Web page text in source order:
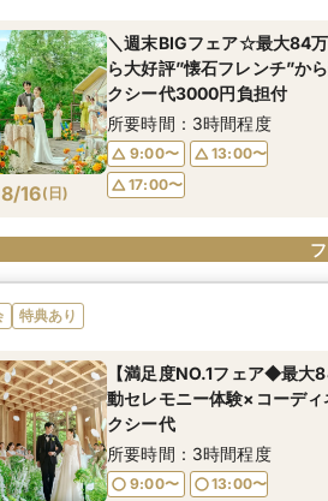
8/16( 日)
＼週末BIGフェア☆最大84
ら大好評”懐石フレンチ”か
クシー代3000円負担付
所要時間：3時間程度
9:00〜
13:00〜
17:00〜
特典あり
【満足度NO.1フェア◆最
動セレモニー体験×コーデ
クシー代
所要時間：3時間程度
9:00〜
13:00〜